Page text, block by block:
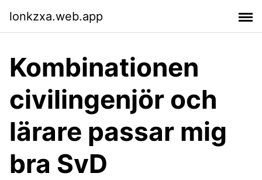
lonkzxa.web.app
Kombinationen
civilingenjör och
lärare passar mig
bra SvD